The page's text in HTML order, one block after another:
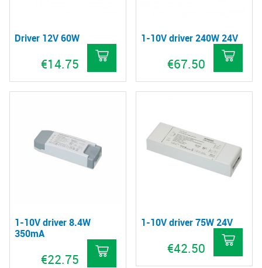
Driver 12V 60W
€14.75
Dit
meerdere
variaties.
worden
1-10V driver 240W 24V
€67.50
1-10V driver 8.4W
350mA
€22.75
1-10V driver 75W 24V
€42.50